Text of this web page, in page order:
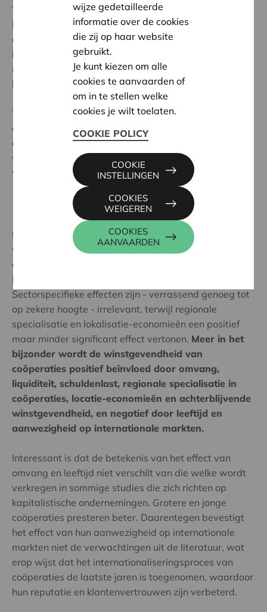
Tot de bedrijfsspecifieke factoren behoren
bedrijfsgrootte, leeftijd, liquiditeit, schuldenlast en
aanwezigheid op internationale markten. De
bedrijfstakspecifieke factoren omvatten
marktconcentratie, groei van de vraag en
kapitaalintensiteit.
Tenslotte wordt het effect van locatiefactoren
onderzocht aan de hand van regionale specialisatie-
en agglomeratie-economieën, waarbij onderscheid
wordt gemaakt tussen locatie-economieën en
verstedelijkingseconomieën.
Hoewel de analyse bevestigt dat er significante
verschillen zijn in de winstgevendheid van
coöperaties, hebben bedrijfsspecifieke factoren het
belangrijkste effect op de winstgevendheid.
Sectorspecifieke effecten zijn - verrassend genoeg tot
op zekere hoogte - irrelevant, terwijl regionale
specialisatie en lokalisatie-economieën een positief
maar minder significant effect vertonen. Meer in het
bijzonder wordt de winstgevendheid van
coöperaties positief beïnvloed door omvang,
liquiditeit, schuldenlast, regionale specialisatie in
coöperaties, locatie-economieën en achterblijvende
winstgevendheid, en negatief door leeftijd en
aanwezigheid op internationale markten.
Interessant is dat de betekenis van het effect van
omvang en leeftijd niet verschilt van die welke wordt
verkregen in sommige studies die zich richten op
kapitalistische ondernemingen. Grotere en jonge
coöperaties presteren beter. Daarentegen bevestigt
het effect van hun aanwezigheid op internationale
markten niet de verwachtingen uit de literatuur, wat
erop wijst dat het internationaliseringsproces van
coöperaties de laatste jaren is toegenomen, waardoor
hun reputatie en klantenvertrouwen zijn verbeterd.
wijze gedetailleerde
informatie over de cookies
die zij op haar website
gebruikt.
Je kunt kiezen om alle
cookies te aanvaarden of
om in te stellen welke
cookies je wilt toelaten.
COOKIE POLICY
COOKIES
AANVAARDEN
COOKIES
WEIGEREN
COOKIE
INSTELLINGEN